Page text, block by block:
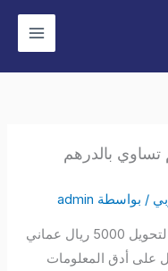
بالدرهم
admin
تعرف على القيمة الحالية لتحويل 5000 ريال عماني
أدق المعلومات